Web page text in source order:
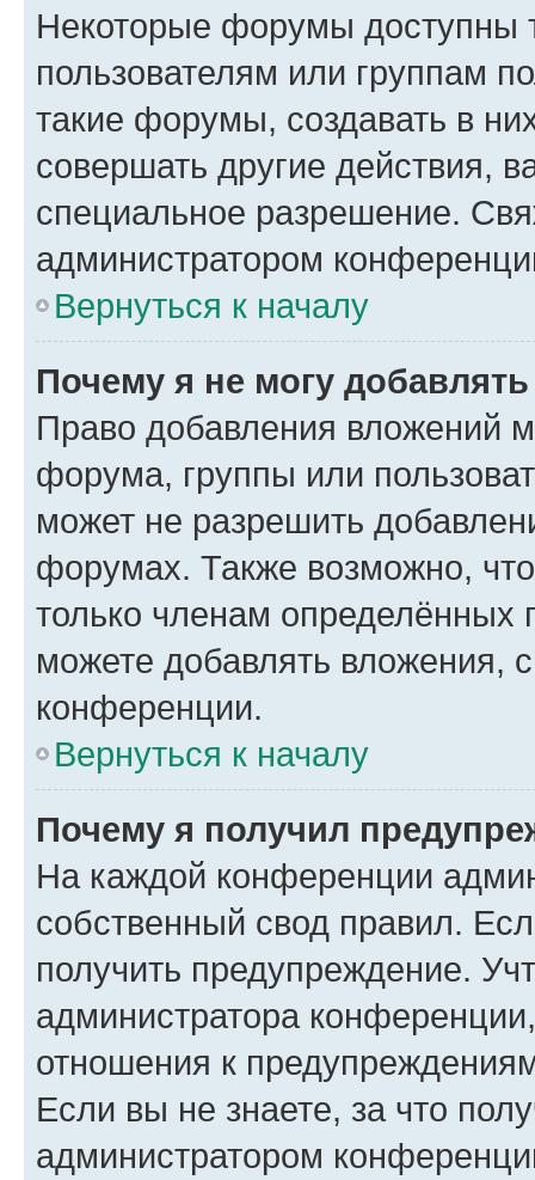
Некоторые форумы доступны
пользователям или группам
такие форумы, создавать в
совершать другие действия,
специальное разрешение.
администратором
Вернуться к началу
Почему я не могу
Право добавления вложений
форума, группы или
может не разрешить
форумах. Также возможно,
только членам определённых
можете добавлять вложения,
конференции.
Вернуться к началу
Почему я получил
На каждой конференции
собственный свод правил.
получить предупреждение.
администратора
отношения к
Если вы не знаете, за что
администратором